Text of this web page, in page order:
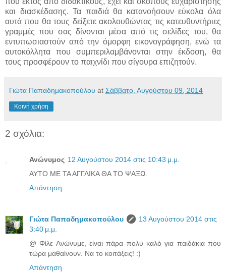
και διασκέδασης. Τα παιδιά θα κατανοήσουν εύκολα όλα
αυτά που θα τους δείξετε ακολουθώντας τις κατευθυντήριες
γραμμές που σας δίνονται μέσα από τις σελίδες του, θα
εντυπωσιαστούν από την όμορφη εικονογράφηση, ενώ τα
αυτοκόλλητα που συμπεριλαμβάνονται στην έκδοση, θα
τους προσφέρουν το παιχνίδι που σίγουρα επιζητούν.
Γιώτα Παπαδημακοπούλου at Σάββατο, Αυγούστου 09, 2014
Κοινή χρήση
2 σχόλια:
Ανώνυμος 12 Αυγούστου 2014 στις 10:43 μ.μ.
ΑΥΤΟ ΜΕ ΤΑ ΑΓΓΛΙΚΑ ΘΑ ΤΟ ΨΑΞΩ.
Απάντηση
Γιώτα Παπαδημακοπούλου
13 Αυγούστου 2014 στις
3:40 μ.μ.
@ Φίλε Ανώνυμε, είναι πάρα πολύ καλό για παιδάκια που
τώρα μαθαίνουν. Να το κοιτάξεις! :)
Απάντηση